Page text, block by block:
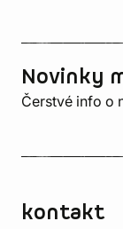
Novinky
Čerstvé info o
kontakt